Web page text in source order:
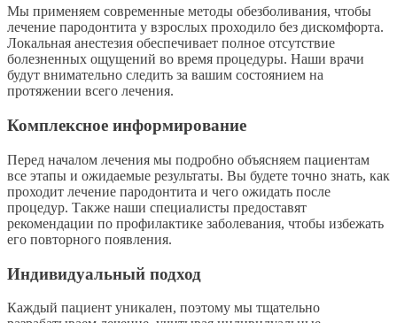
Мы применяем современные методы обезболивания, чтобы
лечение пародонтита у взрослых проходило без дискомфорта.
Локальная анестезия обеспечивает полное отсутствие
болезненных ощущений во время процедуры. Наши врачи
будут внимательно следить за вашим состоянием на
протяжении всего лечения.
Комплексное информирование
Перед началом лечения мы подробно объясняем пациентам
все этапы и ожидаемые результаты. Вы будете точно знать, как
проходит лечение пародонтита и чего ожидать после
процедур. Также наши специалисты предоставят
рекомендации по профилактике заболевания, чтобы избежать
его повторного появления.
Индивидуальный подход
Каждый пациент уникален, поэтому мы тщательно